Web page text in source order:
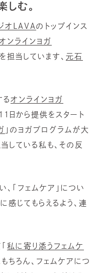
しむ。
オLAVA のトップインス
ンラインヨガ
担当しています、 元石
る オンラインヨガ
から提供をスタート
」のヨガプログラムが大
している私も、その反
「フェムケア」につい
感じてもらえるよう、連
私に寄り添うフェムケ
ちろん、フェムケアにつ